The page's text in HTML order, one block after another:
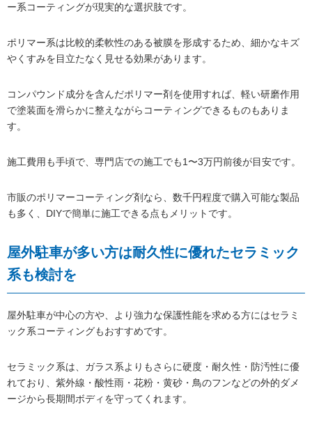
ー系コーティングが現実的な選択肢です。
ポリマー系は比較的柔軟性のある被膜を形成するため、細かなキズ
やくすみを目立たなく見せる効果があります。
コンパウンド成分を含んだポリマー剤を使用すれば、軽い研磨作用
で塗装面を滑らかに整えながらコーティングできるものもありま
す。
施工費用も手頃で、専門店での施工でも1〜3万円前後が目安です。
市販のポリマーコーティング剤なら、数千円程度で購入可能な製品
も多く、DIYで簡単に施工できる点もメリットです。
屋外駐車が多い方は耐久性に優れたセラミック
系も検討を
屋外駐車が中心の方や、より強力な保護性能を求める方にはセラミ
ック系コーティングもおすすめです。
セラミック系は、ガラス系よりもさらに硬度・耐久性・防汚性に優
れており、紫外線・酸性雨・花粉・黄砂・鳥のフンなどの外的ダメ
ージから長期間ボディを守ってくれます。